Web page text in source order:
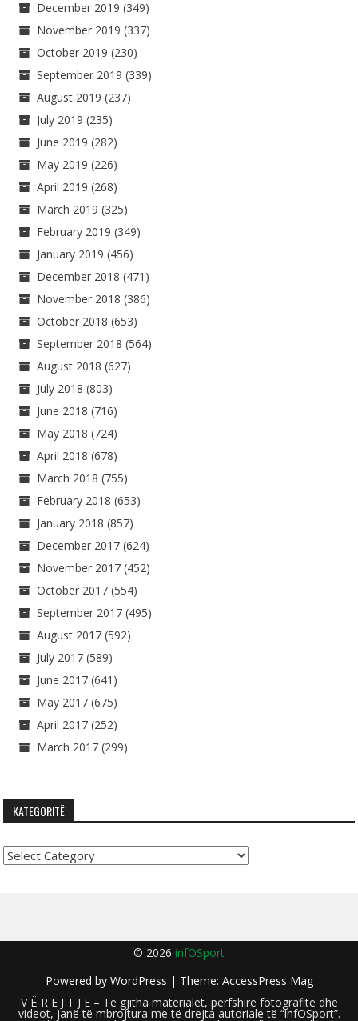
December 2019 (349)
November 2019 (337)
October 2019 (230)
September 2019 (339)
August 2019 (237)
July 2019 (235)
June 2019 (282)
May 2019 (226)
April 2019 (268)
March 2019 (325)
February 2019 (349)
January 2019 (456)
December 2018 (471)
November 2018 (386)
October 2018 (653)
September 2018 (564)
August 2018 (627)
July 2018 (803)
June 2018 (716)
May 2018 (724)
April 2018 (678)
March 2018 (755)
February 2018 (653)
January 2018 (857)
December 2017 (624)
November 2017 (452)
October 2017 (554)
September 2017 (495)
August 2017 (592)
July 2017 (589)
June 2017 (641)
May 2017 (675)
April 2017 (252)
March 2017 (299)
KATEGORITË
Kategoritë
© 2026 infOSport
Powered by WordPress | Theme: AccessPress Mag
V Ë R E J T J E – Të gjitha materialet, përfshirë fotografitë dhe
videot, janë të mbrojtura me të drejta autoriale të “infOSport”.